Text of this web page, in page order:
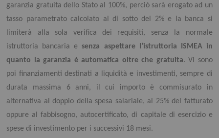
garanzia gratuita dello Stato al 100%, perciò sarà erogato ad un
tasso parametrato calcolato al di sotto del 2% e la banca si
limiterà alla sola verifica dei requisiti, senza la normale
istruttoria bancaria e senza aspettare l’istruttoria ISMEA
in
quanto la garanzia è automatica oltre che gratuita. Vi sono
poi finanziamenti destinati a liquidità e investimenti, sempre di
durata massima 6 anni, il cui importo è commisurato in
alternativa al doppio della spesa salariale, al 25% del fatturato
oppure al fabbisogno, autocertificato, di capitale di esercizio e
spese di investimento per i successivi 18 mesi.